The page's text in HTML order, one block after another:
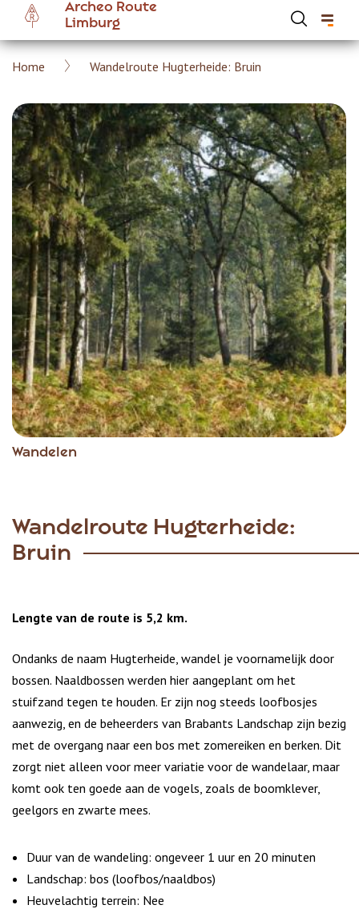
Overslaan
naar
gaan
Archeo Route
Limburg
Kruimelpad
Home Wandelroute Hugterheide: Bruin
Wandelen
Wandelroute Hugterheide:
Bruin
Lengte van de route is 5,2 km.
Ondanks de naam Hugterheide, wandel je voornamelijk door
bossen. Naaldbossen werden hier aangeplant om het
stuifzand tegen te houden. Er zijn nog steeds loofbosjes
aanwezig, en de beheerders van Brabants Landschap zijn bezig
met de overgang naar een bos met zomereiken en berken. Dit
zorgt niet alleen voor meer variatie voor de wandelaar, maar
komt ook ten goede aan de vogels, zoals de boomklever,
geelgors en zwarte mees.
Duur van de wandeling: ongeveer 1 uur en 20 minuten
Landschap: bos (loofbos/naaldbos)
Heuvelachtig terrein: Nee